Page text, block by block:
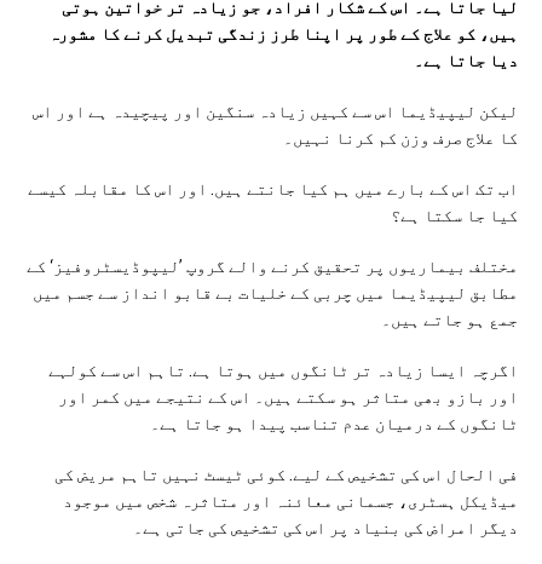
لیا جاتا ہے۔ اس کے شکار افراد، جو زیادہ تر خواتین ہوتی
ہیں، کو علاج کے طور پر اپنا طرز زندگی تبدیل کرنے کا مشورہ
دیا جاتا ہے۔
لیکن لیپیڈیما اس سے کہیں زیادہ سنگین اور پیچیدہ ہے اور اس
کا علاج صرف وزن کم کرنا نہیں۔
اب تک اس کے بارے میں ہم کیا جانتے ہیں. اور اس کا مقابلہ کیسے
کیا جا سکتا ہے؟
مختلف بیماریوں پر تحقیق کرنے والے گروپ ’لیپوڈیسٹروفیز‘ کے
مطابق لیپیڈیما میں چربی کے خلیات بے قابو انداز سے جسم میں
جمع ہو جاتے ہیں۔
اگرچہ ایسا زیادہ تر ٹانگوں میں ہوتا ہے. تاہم اس سے کولہے
اور بازو بھی متاثر ہو سکتے ہیں۔ اس کے نتیجے میں کمر اور
ٹانگوں کے درمیان عدم تناسب پیدا ہو جاتا ہے۔
فی الحال اس کی تشخیص کے لیے. کوئی ٹیسٹ نہیں تاہم مریض کی
میڈیکل ہسٹری، جسمانی معائنہ اور متاثرہ شخص میں موجود
دیگر امراض کی بنیاد پر اس کی تشخیص کی جاتی ہے۔